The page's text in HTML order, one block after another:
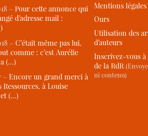
–Pour cette annonce qui
d’adresse mail :
–C’était même pas lui,
comme : c’est Aurélie
(…)
–Encore un grand merci à
Ressources, à Louise
(…)
Mentions légales
Ours
Utilisation des
d’auteurs
Inscrivez-vous
de la RdR
ni contenu)